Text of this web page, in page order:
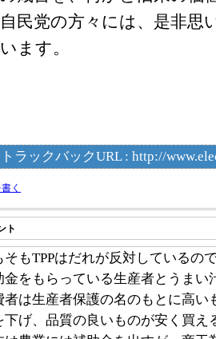
民党の方々には、是非思
ます。
トラックバックURL : http://
く
ト
そもTPPはだれが反対しているの
金をもらっている生産者とうまい
者は生産者保護の名のもとに高い
下げ、品質の良いものが安く買え